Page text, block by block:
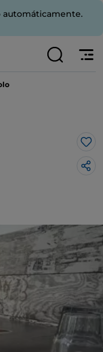
automáticamente.
Me